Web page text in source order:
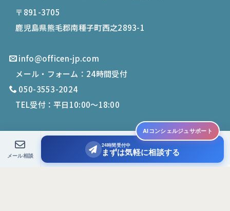
〒891-3705
鹿児島県熊毛郡南種子町西之2893-1
info@officen-jp.com
メール・フォーム：24時間受付
050-3553-2024
TEL受付：平日10:00〜18:00
2026Office N. All Rights Reserved.
AIコンシェルジュサポート
メール相談
24時間受付中
まずは気軽に相談する